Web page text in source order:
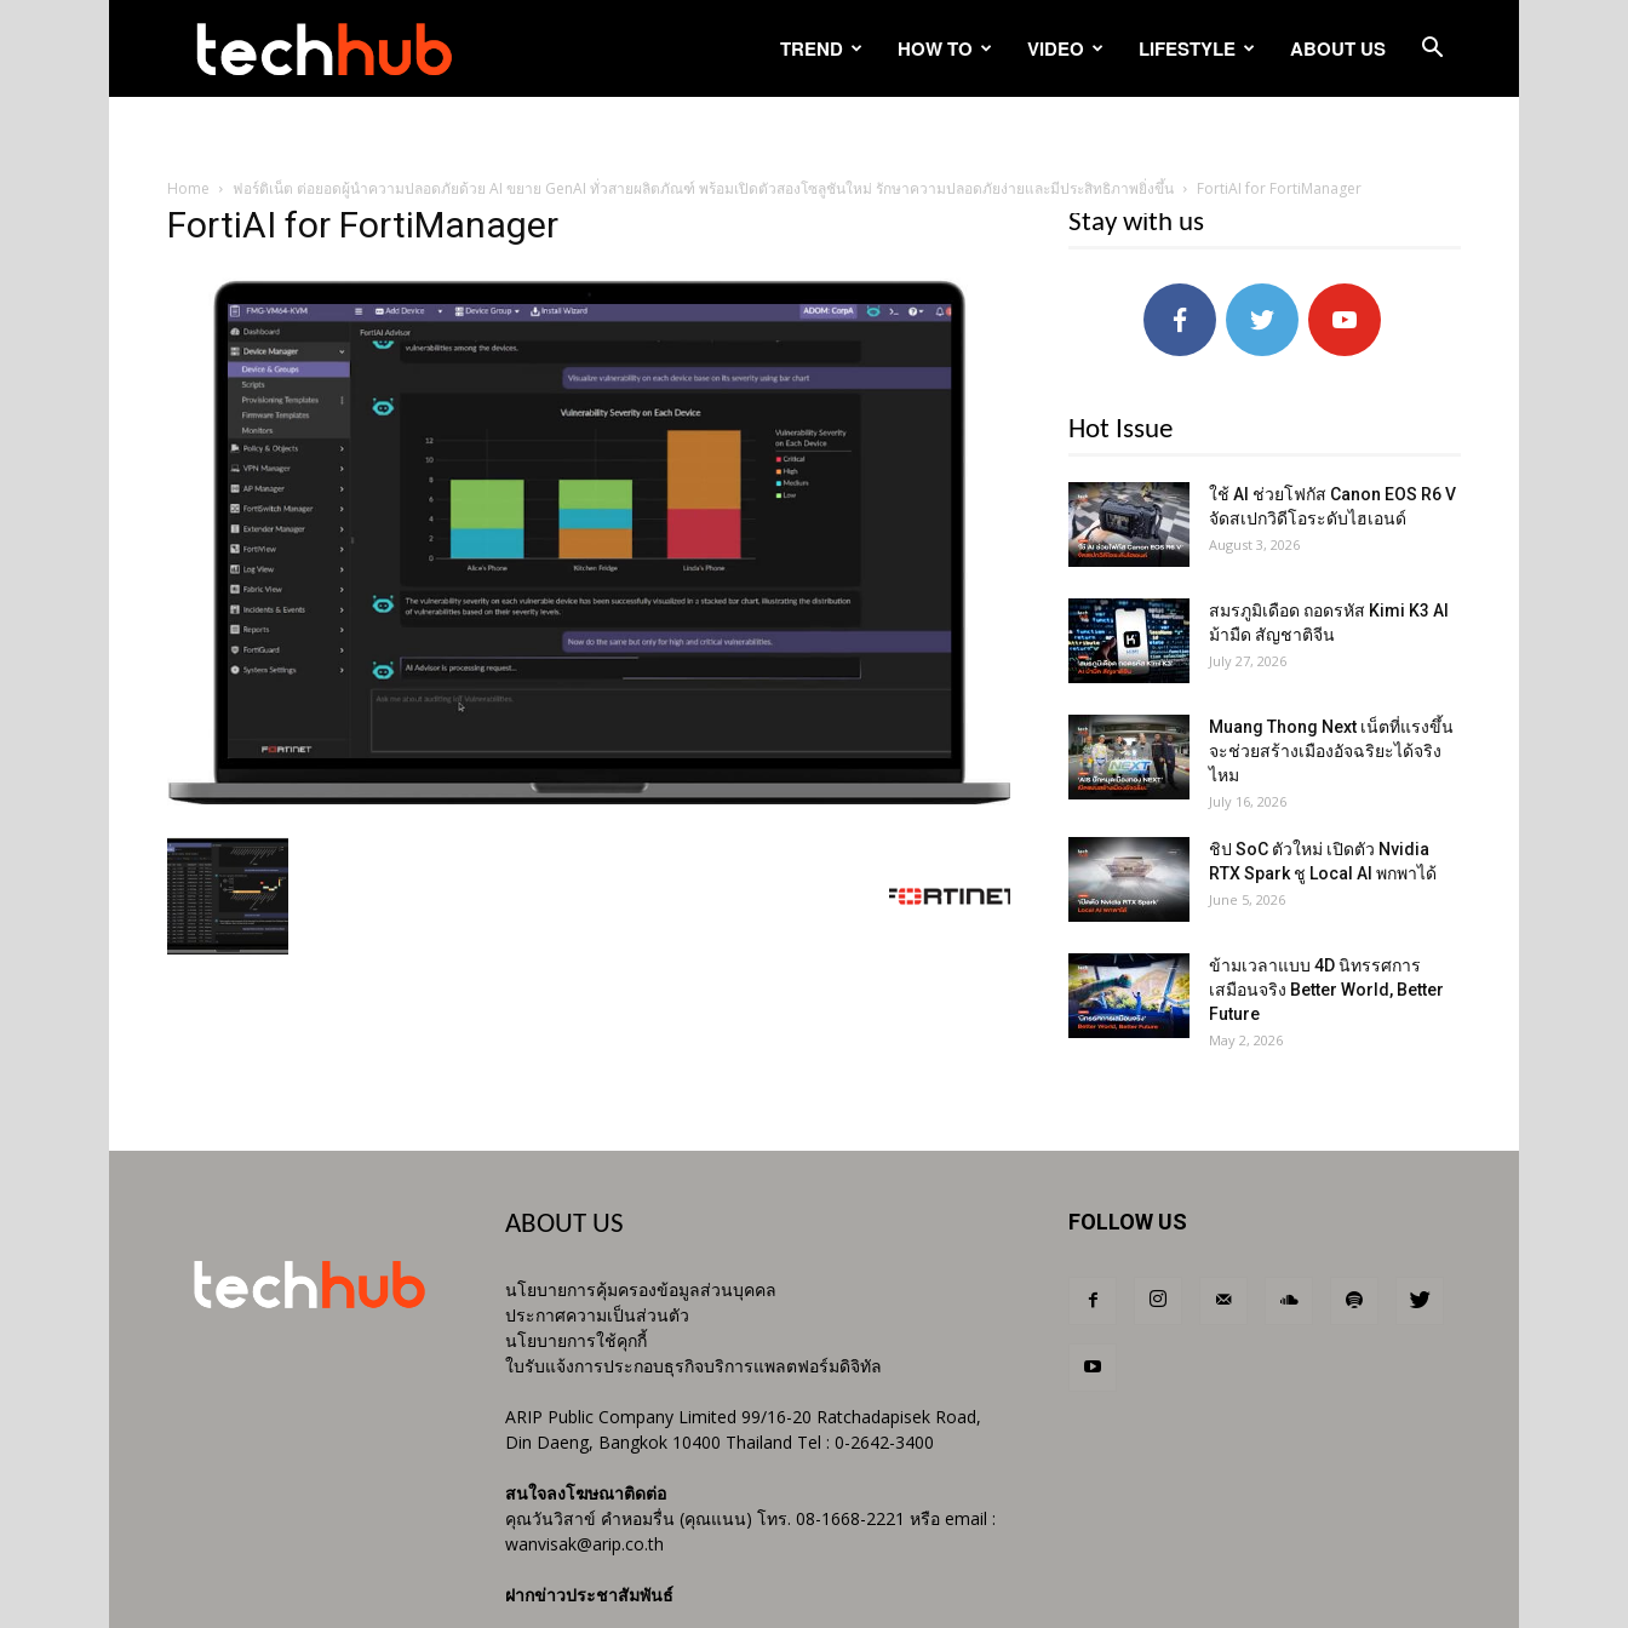
TREND HOW TO VIDEO LIFESTYLE ABOUT US
Home ฟอร์ติเน็ต ต่อยอดผู้นำความปลอดภัยด้วย AI ขยาย GenAI ทั่วสายผลิตภัณฑ์ พร้อมเปิดตัวสองโซลูชันใหม่ รักษาความปลอดภัยง่ายและมีประสิทธิภาพยิ่งขึ้น FortiAI for FortiManager
FortiAI for FortiManager Stay with us
Hot Issue
ใช้ AI ช่วยโฟกัส Canon EOS R6 V
จัดสเปกวิดีโอระดับไฮเอนด์
August 3, 2026
สมรภูมิเดือด ถอดรหัส Kimi K3 AI
ม้ามืด สัญชาติจีน
July 27, 2026
Muang Thong Next เน็ตที่แรงขึ้น
จะช่วยสร้างเมืองอัจฉริยะได้จริง
ไหม
July 16, 2026
ชิป SoC ตัวใหม่ เปิดตัว Nvidia
RTX Spark ชู Local AI พกพาได้
June 5, 2026
ข้ามเวลาแบบ 4D นิทรรศการ
เสมือนจริง Better World, Better
Future
May 2, 2026
ABOUT US
นโยบายการคุ้มครองข้อมูลส่วนบุคคล
ประกาศความเป็นส่วนตัว
นโยบายการใช้คุกกี้
ใบรับแจ้งการประกอบธุรกิจบริการแพลตฟอร์มดิจิทัล
ARIP Public Company Limited 99/16-20 Ratchadapisek Road,
Din Daeng, Bangkok 10400 Thailand Tel : 0-2642-3400
สนใจลงโฆษณาติดต่อ
คุณวันวิสาข์ คำหอมรื่น (คุณแนน) โทร. 08-1668-2221 หรือ email :
wanvisak@arip.co.th
ฝากข่าวประชาสัมพันธ์
FOLLOW US